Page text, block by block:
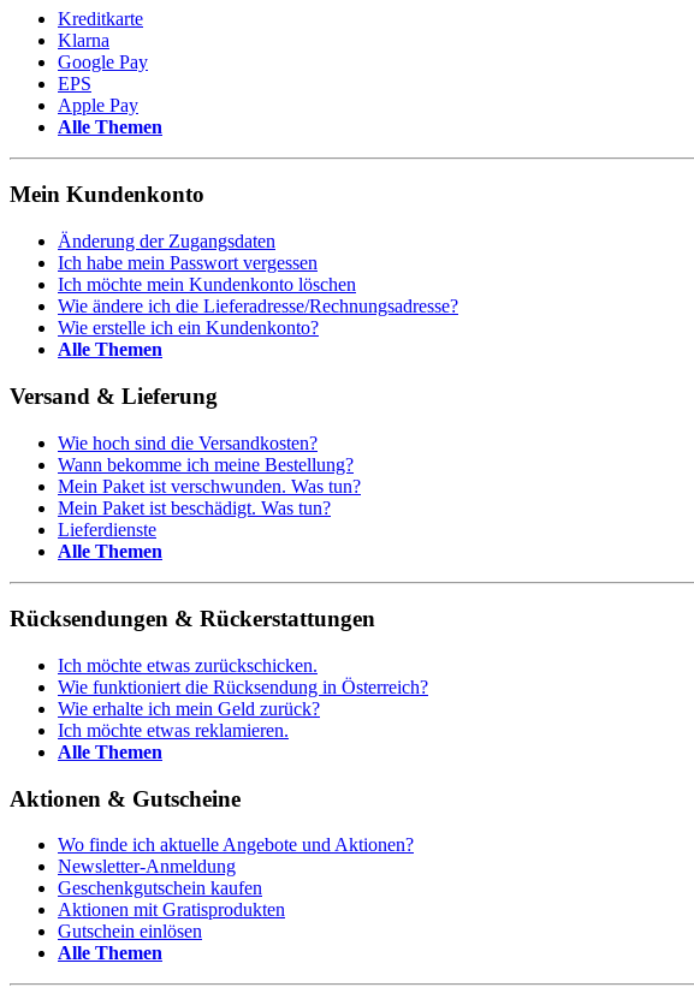
Kreditkarte
Klarna
Google Pay
EPS
Apple Pay
Alle Themen
Mein Kundenkonto
Änderung der Zugangsdaten
Ich habe mein Passwort vergessen
Ich möchte mein Kundenkonto löschen
Wie ändere ich die Lieferadresse/Rechnungsadresse?
Wie erstelle ich ein Kundenkonto?
Alle Themen
Versand & Lieferung
Wie hoch sind die Versandkosten?
Wann bekomme ich meine Bestellung?
Mein Paket ist verschwunden. Was tun?
Mein Paket ist beschädigt. Was tun?
Lieferdienste
Alle Themen
Rücksendungen & Rückerstattungen
Ich möchte etwas zurückschicken.
Wie funktioniert die Rücksendung in Österreich?
Wie erhalte ich mein Geld zurück?
Ich möchte etwas reklamieren.
Alle Themen
Aktionen & Gutscheine
Wo finde ich aktuelle Angebote und Aktionen?
Newsletter-Anmeldung
Geschenkgutschein kaufen
Aktionen mit Gratisprodukten
Gutschein einlösen
Alle Themen